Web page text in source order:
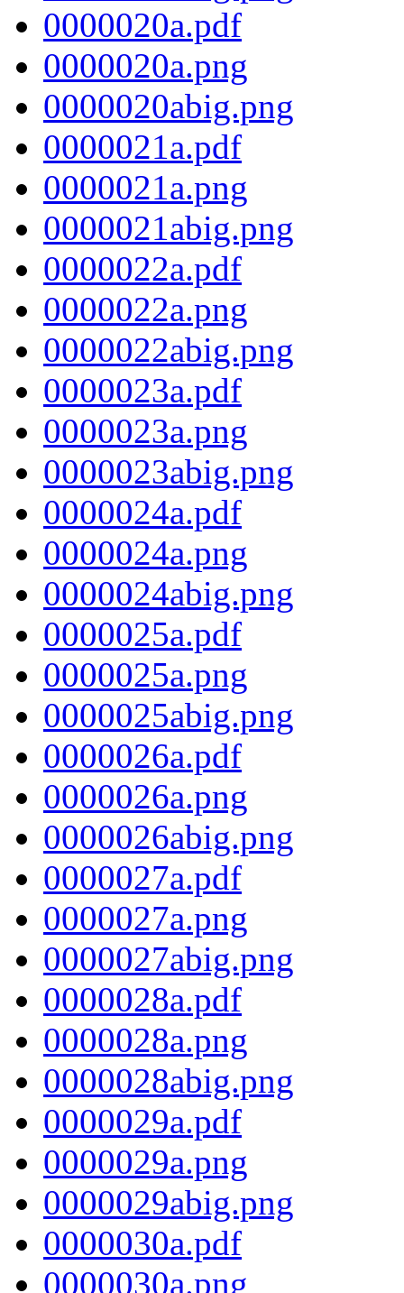
0000020a.pdf
0000020a.png
0000020abig.png
0000021a.pdf
0000021a.png
0000021abig.png
0000022a.pdf
0000022a.png
0000022abig.png
0000023a.pdf
0000023a.png
0000023abig.png
0000024a.pdf
0000024a.png
0000024abig.png
0000025a.pdf
0000025a.png
0000025abig.png
0000026a.pdf
0000026a.png
0000026abig.png
0000027a.pdf
0000027a.png
0000027abig.png
0000028a.pdf
0000028a.png
0000028abig.png
0000029a.pdf
0000029a.png
0000029abig.png
0000030a.pdf
0000030a.png